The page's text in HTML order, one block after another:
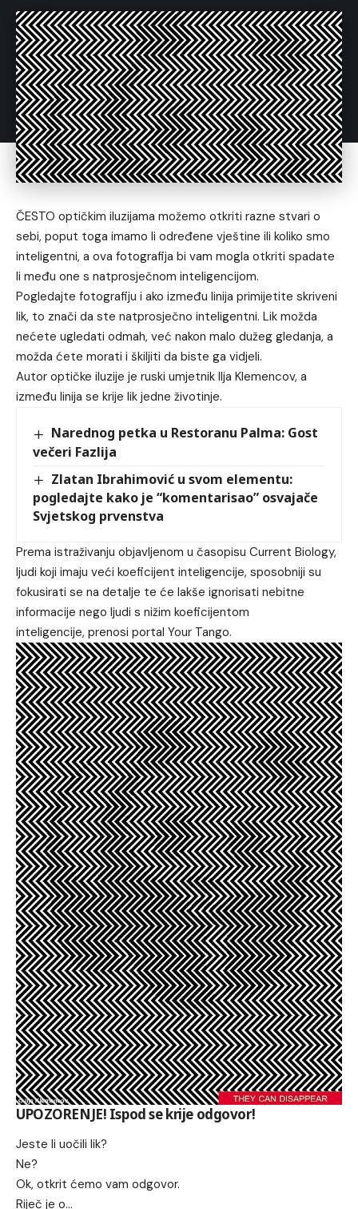
ČESTO optičkim iluzijama možemo otkriti razne stvari o
sebi, poput toga imamo li određene vještine ili koliko smo
inteligentni, a ova fotografija bi vam mogla otkriti spadate
li među one s natprosječnom inteligencijom.
Pogledajte fotografiju i ako između linija primijetite skriveni
lik, to znači da ste natprosječno inteligentni. Lik možda
nećete ugledati odmah, već nakon malo dužeg gledanja, a
možda ćete morati i škiljiti da biste ga vidjeli.
Autor optičke iluzije je ruski umjetnik Ilja Klemencov, a
između linija se krije lik jedne životinje.
Narednog petka u Restoranu Palma: Gost
večeri Fazlija
Zlatan Ibrahimović u svom elementu:
pogledajte kako je “komentarisao” osvajače
Svjetskog prvenstva
Prema istraživanju objavljenom u časopisu Current Biology,
ljudi koji imaju veći koeficijent inteligencije, sposobniji su
fokusirati se na detalje te će lakše ignorisati nebitne
informacije nego ljudi s nižim koeficijentom
inteligencije, prenosi portal Your Tango.
UPOZORENJE! Ispod se krije odgovor!
Jeste li uočili lik?
Ne?
Ok, otkrit ćemo vam odgovor.
Riječ je o…